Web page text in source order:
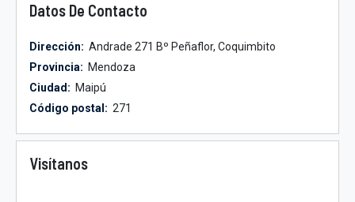
Datos De Contacto
Dirección: Andrade 271 Bº Peñaflor, Coquimbito
Provincia: Mendoza
Ciudad: Maipú
Código postal: 271
Visítanos